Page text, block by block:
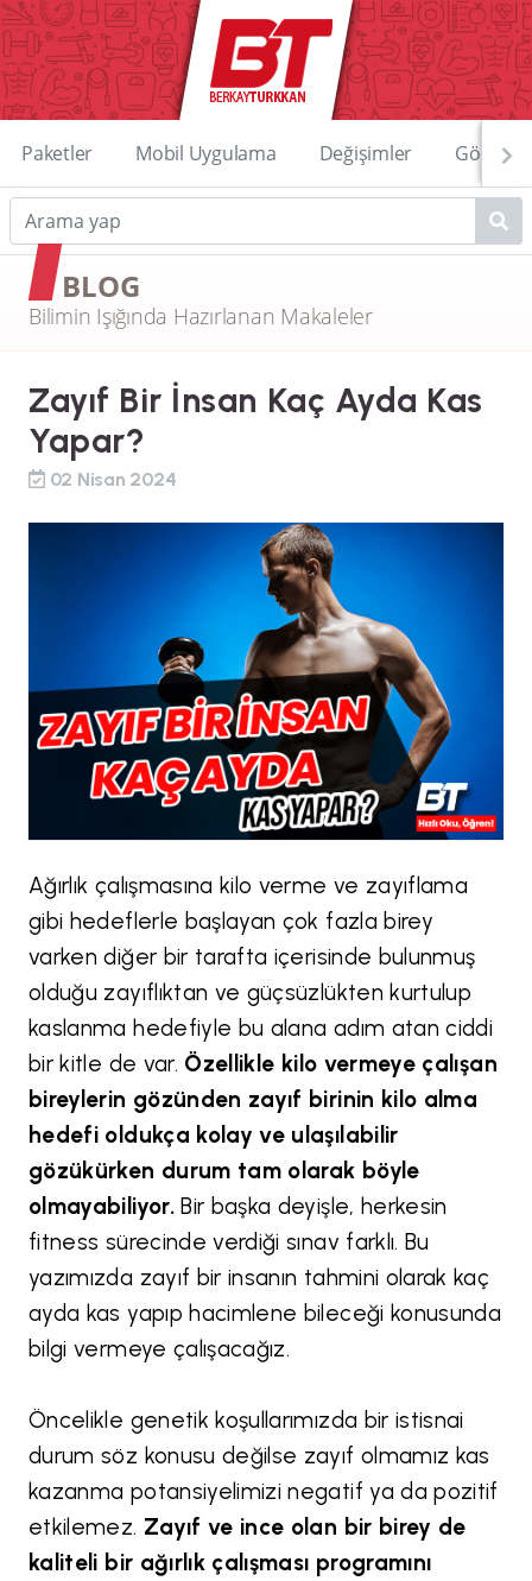
Paketler Mobil Uygulama Değişimler
BLOG
Bilimin Işığında Hazırlanan Makaleler
Zayıf Bir İnsan Kaç Ayda Kas
Yapar?
02 Nisan 2024
Ağırlık çalışmasına kilo verme ve zayıflama
gibi hedeflerle başlayan çok fazla birey
varken diğer bir tarafta içerisinde bulunmuş
olduğu zayıflıktan ve güçsüzlükten kurtulup
kaslanma hedefiyle bu alana adım atan ciddi
bir kitle de var. Özellikle kilo vermeye çalışan
bireylerin gözünden zayıf birinin kilo alma
hedefi oldukça kolay ve ulaşılabilir
gözükürken durum tam olarak böyle
olmayabiliyor.Bir başka deyişle, herkesin
fitness sürecinde verdiği sınav farklı. Bu
yazımızda zayıf bir insanın tahmini olarak kaç
ayda kas yapıp hacimlene bileceği konusunda
bilgi vermeye çalışacağız.
Öncelikle genetik koşullarımızda bir istisnai
durum söz konusu değilse zayıf olmamız kas
kazanma potansiyelimizi negatif ya da pozitif
etkilemez. Zayıf ve ince olan bir birey de
kaliteli bir ağırlık çalışması programını